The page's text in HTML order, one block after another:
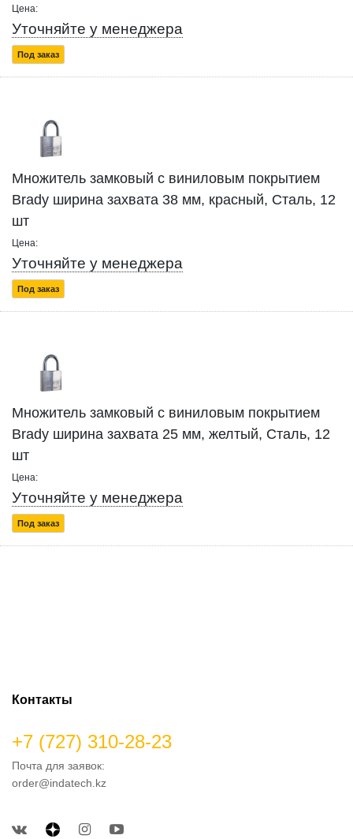
Цена:
Уточняйте у менеджера
Под заказ
Множитель замковый с виниловым покрытием
Brady ширина захвата 38 мм, красный, Сталь, 12
шт
Цена:
Уточняйте у менеджера
Под заказ
Множитель замковый с виниловым покрытием
Brady ширина захвата 25 мм, желтый, Сталь, 12
шт
Цена:
Уточняйте у менеджера
Под заказ
Контакты
+7 (727) 310-28-23
Почта для заявок:
order@indatech.kz